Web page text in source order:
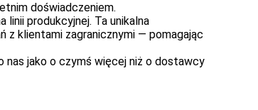
doświadczeniem.
linii produkcyjnej. Ta unikalna
z klientami zagranicznymi — pomagając
nas jako o czymś więcej niż o dostawcy